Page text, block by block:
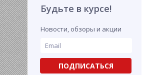
Будьте в курсе!
Новости, обзоры и акции
ПОДПИСАТЬСЯ